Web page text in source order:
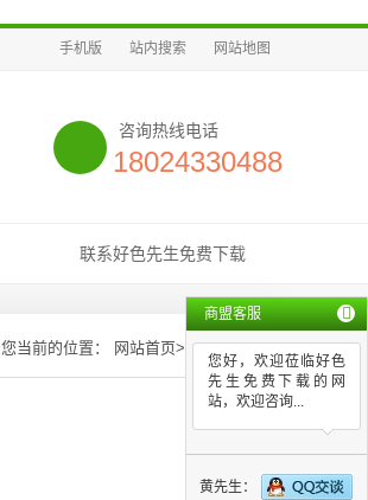
手机版 站内搜索 网站地图
咨询热线电话
18024330488
联系好色先生免费下载
您当前的位置： 网站首页>> 新闻资讯
商盟客服
您好，欢迎莅临好色
先生免费下载的网
站，欢迎咨询...
黄先生：